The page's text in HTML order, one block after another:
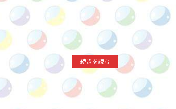
続きを読む